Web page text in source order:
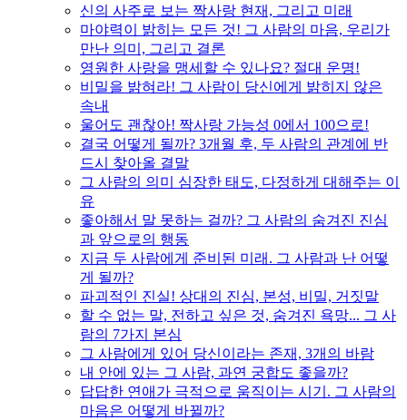
신의 사주로 보는 짝사랑 현재, 그리고 미래
마야력이 밝히는 모든 것! 그 사람의 마음, 우리가
만난 의미, 그리고 결론
영원한 사랑을 맹세할 수 있나요? 절대 운명!
비밀을 밝혀라! 그 사람이 당신에게 밝히지 않은
속내
울어도 괜찮아! 짝사랑 가능성 0에서 100으로!
결국 어떻게 될까? 3개월 후, 두 사람의 관계에 반
드시 찾아올 결말
그 사람의 의미 심장한 태도, 다정하게 대해주는 이
유
좋아해서 말 못하는 걸까? 그 사람의 숨겨진 진심
과 앞으로의 행동
지금 두 사람에게 준비된 미래. 그 사람과 난 어떻
게 될까?
파괴적인 진실! 상대의 진심, 본성, 비밀, 거짓말
할 수 없는 말, 전하고 싶은 것, 숨겨진 욕망... 그 사
람의 7가지 본심
그 사람에게 있어 당신이라는 존재, 3개의 바람
내 안에 있는 그 사람, 과연 궁합도 좋을까?
답답한 연애가 극적으로 움직이는 시기. 그 사람의
마음은 어떻게 바뀔까?